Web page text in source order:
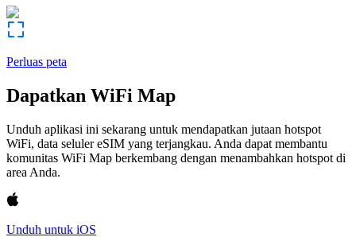
Perluas peta
Dapatkan WiFi Map
Unduh aplikasi ini sekarang untuk mendapatkan jutaan hotspot
WiFi, data seluler eSIM yang terjangkau. Anda dapat membantu
komunitas WiFi Map berkembang dengan menambahkan hotspot di
area Anda.
Unduh untuk iOS